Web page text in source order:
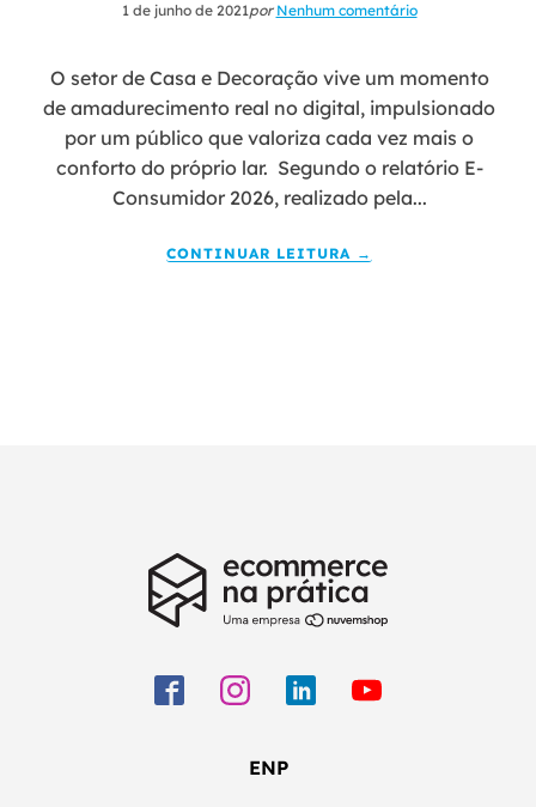
1 de junho de 2021por Nenhum comentário
O setor de Casa e Decoração vive um momento
de amadurecimento real no digital, impulsionado
por um público que valoriza cada vez mais o
conforto do próprio lar. Segundo o relatório E-
Consumidor 2026, realizado pela...
CONTINUAR LEITURA →
ENP